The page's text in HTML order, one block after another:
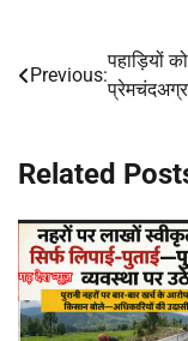
Post
navigation
Previous:
पहाड़ियों
Related